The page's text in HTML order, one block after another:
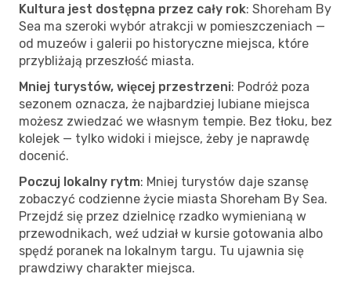
Kultura jest dostępna przez cały rok: Shoreham By
Sea ma szeroki wybór atrakcji w pomieszczeniach —
od muzeów i galerii po historyczne miejsca, które
przybliżają przeszłość miasta.
Mniej turystów, więcej przestrzeni: Podróż poza
sezonem oznacza, że najbardziej lubiane miejsca
możesz zwiedzać we własnym tempie. Bez tłoku, bez
kolejek — tylko widoki i miejsce, żeby je naprawdę
docenić.
Poczuj lokalny rytm: Mniej turystów daje szansę
zobaczyć codzienne życie miasta Shoreham By Sea.
Przejdź się przez dzielnicę rzadko wymienianą w
przewodnikach, weź udział w kursie gotowania albo
spędź poranek na lokalnym targu. Tu ujawnia się
prawdziwy charakter miejsca.